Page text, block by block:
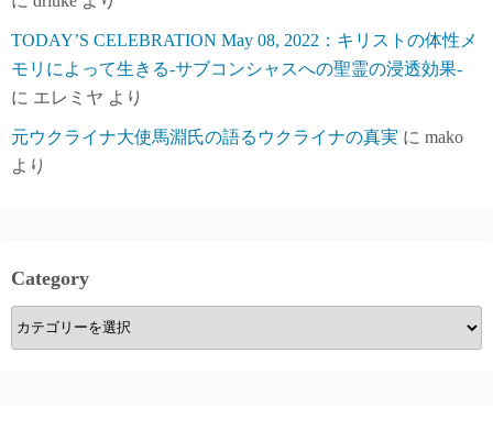
TODAY’S CELEBRATION May 08, 2022：キリストの体性メ
モリによって生きる-サブコンシャスへの聖霊の浸透効果-
に エレミヤ より
元ウクライナ大使馬淵氏の語るウクライナの真実 に mako
より
Category
Category